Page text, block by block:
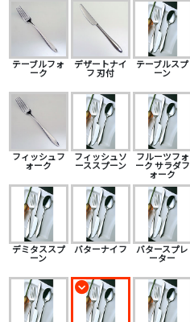
テーブルフォ
ーク
デザートナイ
フ 刃付
テーブルスプ
ーン
フィッシュフ
ォーク
フィッシュソ
ーススプーン
フルーツフォ
ーク サラダフ
ォーク
デミタススプ
ーン
バターナイフ バタースプレ
ーター